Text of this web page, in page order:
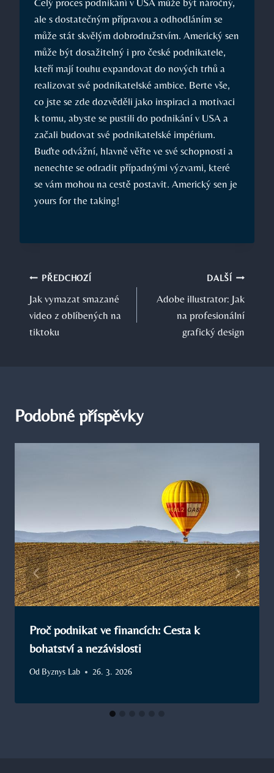
Celý proces podnikání v USA může být náročný,
ale s dostatečným přípravou a odhodláním se
může stát skvělým dobrodružstvím. Americký sen
může být dosažitelný i pro české podnikatele,
kteří mají touhu expandovat do nových trhů a
realizovat své podnikatelské ambice. Berte vše,
co jste se zde dozvěděli jako inspiraci a motivaci
k tomu, abyste se pustili do podnikání v USA a
začali budovat své podnikatelské impérium.
Buďte odvážní, hlavně věřte ve své schopnosti a
nenechte se odradit případnými výzvami, které
se vám mohou na cestě postavit. Americký sen je
yours for the taking!
Navigace
pro
příspěvek
PŘEDCHOZÍ
Jak vymazat smazané
video z oblíbených na
tiktoku
DALŠÍ
Adobe illustrator: Jak
na profesionální
grafický design
Podobné příspěvky
Proč podnikat ve financích: Cesta k
bohatství a nezávislosti
Od Byznys Lab 26. 3. 2026